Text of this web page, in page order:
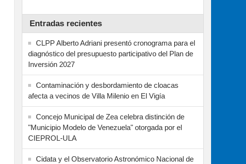
Entradas recientes
CLPP Alberto Adriani presentó cronograma para el
diagnóstico del presupuesto participativo del Plan de
Inversión 2027
Contaminación y desbordamiento de cloacas
afecta a vecinos de Villa Milenio en El Vigía
Concejo Municipal de Zea celebra distinción de
"Municipio Modelo de Venezuela" otorgada por el
CIEPROL-ULA
Cidata y el Observatorio Astronómico Nacional de